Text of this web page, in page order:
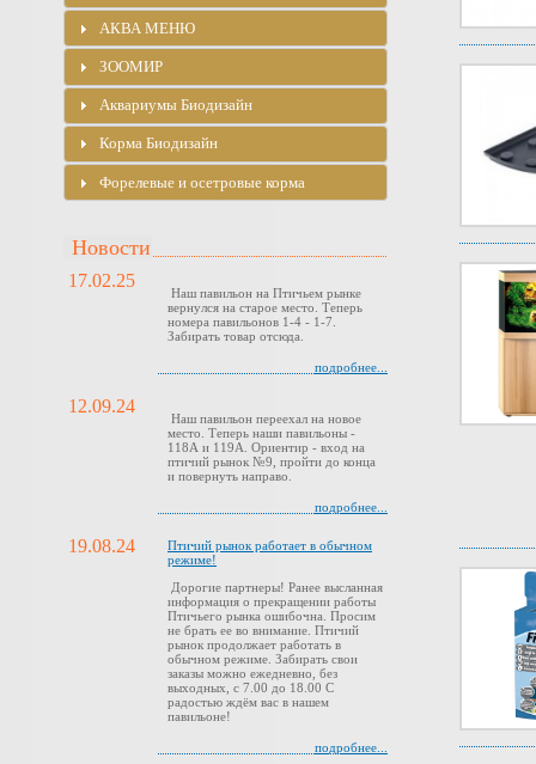
АКВА МЕНЮ
ЗООМИР
Аквариумы Биодизайн
Корма Биодизайн
Форелевые и осетровые корма
Новости
17.02.25
Наш павильон на Птичьем рынке
вернулся на старое место. Теперь
номера павильонов 1-4 - 1-7.
Забирать товар отсюда.
подробнее...
12.09.24
Наш павильон переехал на новое
место. Теперь наши павильоны -
118А и 119А. Ориентир - вход на
птичий рынок №9, пройти до конца
и повернуть направо.
подробнее...
19.08.24
Птичий рынок работает в обычном
режиме!
Дорогие партнеры! Ранее высланная
информация о прекращении работы
Птичьего рынка ошибочна. Просим
не брать ее во внимание. Птичий
рынок продолжает работать в
обычном режиме. Забирать свои
заказы можно ежедневно, без
выходных, с 7.00 до 18.00 С
радостью ждём вас в нашем
павильоне!
подробнее...